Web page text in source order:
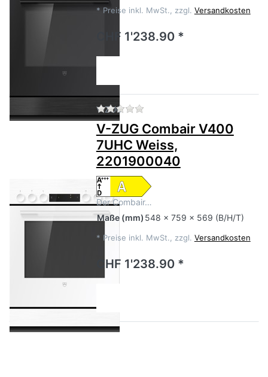
* Preise inkl. MwSt., zzgl. Versandkosten
CHF 1'238.90 *
V-ZUG Zu diesem Produkt liegen
V-ZUG Combair V400
7UHC Weiss,
2201900040
Der Combair…
Maße (mm) 548 x 759 x 569 (B/H/T)
* Preise inkl. MwSt., zzgl. Versandkosten
CHF 1'238.90 *